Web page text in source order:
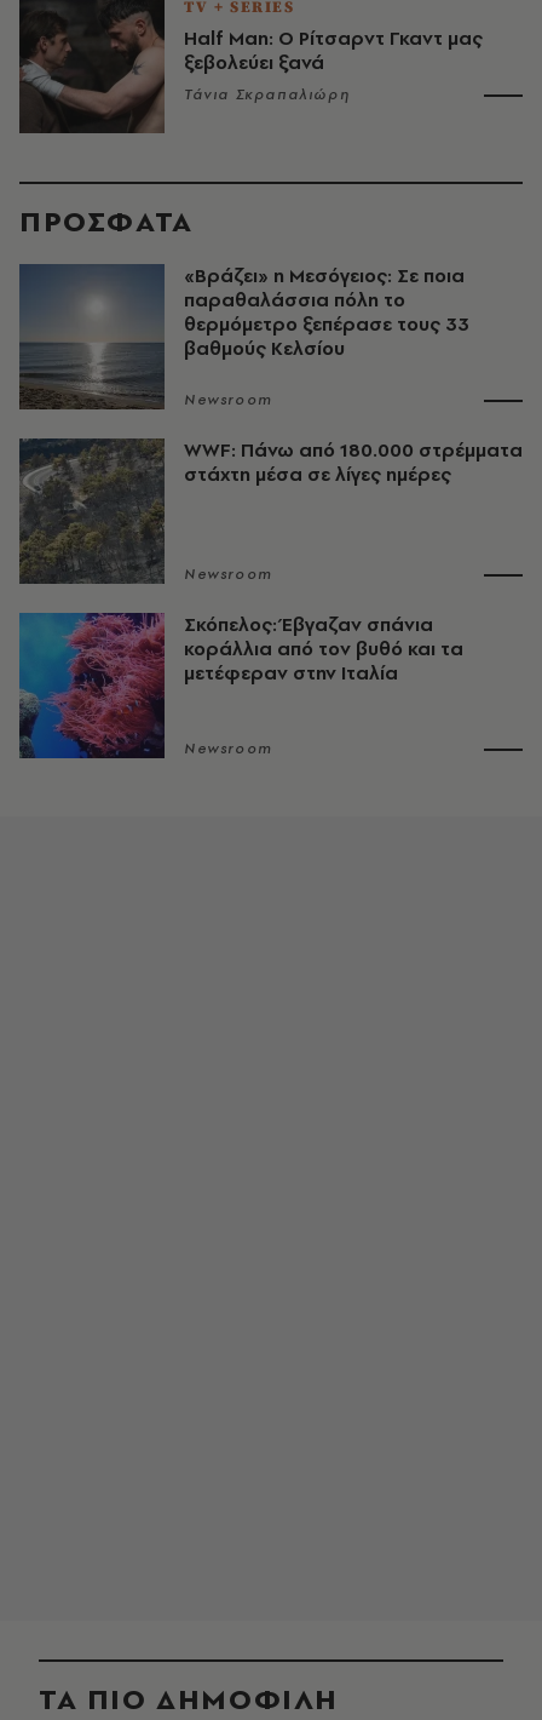
TV + SERIES
Half Man: Ο Ρίτσαρντ Γκαντ μας
ξεβολεύει ξανά
Τάνια Σκραπαλιώρη
ΠΡΟΣΦΑΤΑ
«Βράζει» η Μεσόγειος: Σε ποια
παραθαλάσσια πόλη το
θερμόμετρο ξεπέρασε τους 33
βαθμούς Κελσίου
Newsroom
WWF: Πάνω από 180.000 στρέμματα
στάχτη μέσα σε λίγες ημέρες
Newsroom
Σκόπελος: Έβγαζαν σπάνια
κοράλλια από τον βυθό και τα
μετέφεραν στην Ιταλία
Newsroom
ΤΑ ΠΙΟ ΔΗΜΟΦΙΛΗ